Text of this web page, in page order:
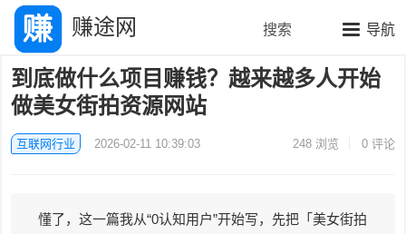
赚途网 导航
搜索
到底做什么项目赚钱？越来越多人开始
做美女街拍资源网站
互联网行业 2026-02-11 10:39:03 248浏览 0 评论
懂了，这一篇我从“0认知用户”开始写，先把「美女街拍